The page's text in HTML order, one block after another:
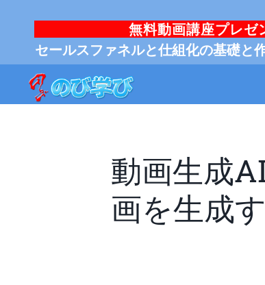
無料動画講座プレゼ
セールスファネルと仕組化の基礎と
動画生成
画を生成